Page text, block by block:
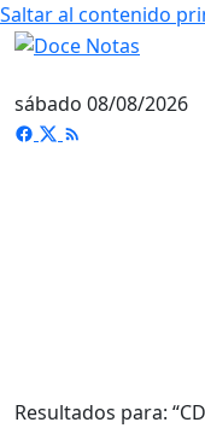
Saltar al contenido
sábado 08/08/2026
Resultados para: “